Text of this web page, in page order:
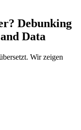
Debunking
Data
Wir zeigen